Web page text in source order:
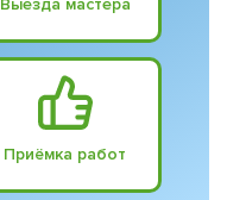
Выезда мастера
Приёмка работ